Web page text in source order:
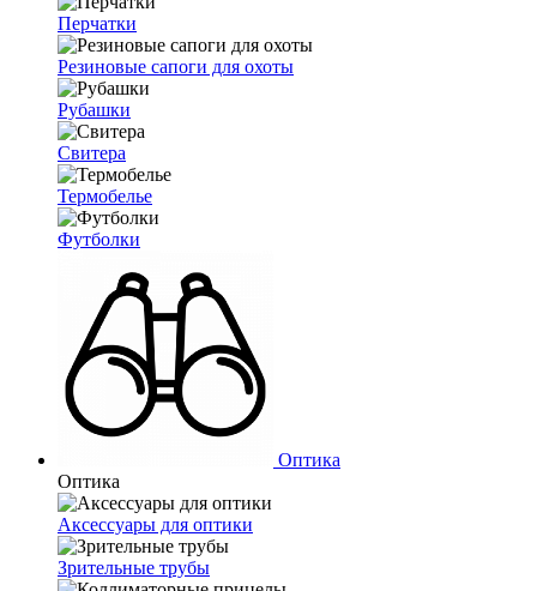
Перчатки
Резиновые сапоги для охоты
Рубашки
Свитера
Термобелье
Футболки
Оптика
Оптика
Аксессуары для оптики
Зрительные трубы